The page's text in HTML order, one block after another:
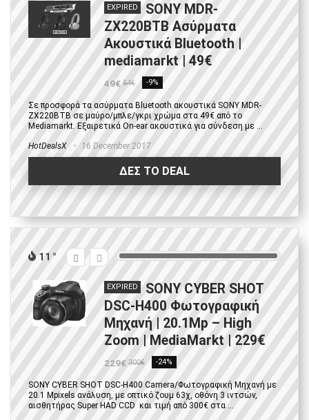
EXPIRED
SONY MDR-
ZX220BTB Ασύρματα
Ακουστικά Bluetooth |
mediamarkt | 49€
49€ 54€ -9%
Σε προσφορά τα ασύρματα Bluetooth ακουστικά SONY MDR-
ZX220BTB σε μαύρο/μπλε/γκρι χρώμα στα 49€ από το
Mediamarkt. Εξαιρετικά On-ear ακουστικά για σύνδεση με ...
HotDealsX 16 December 2017
ΔΕΣ ΤΟ DEAL
11
EXPIRED
SONY CYBER SHOT
DSC-H400 Φωτογραφική
Μηχανή | 20.1Mp – High
Zoom | MediaMarkt | 229€
229€ 300€ -24%
SONY CYBER SHOT DSC-H400 Camera/Φωτογραφική Μηχανή με
20.1 Mpixels ανάλυση, με οπτικό ζουμ 63χ, οθόνη 3 ιντσών,
αισθητήρας Super HAD CCD και τιμή από 300€ στα ...